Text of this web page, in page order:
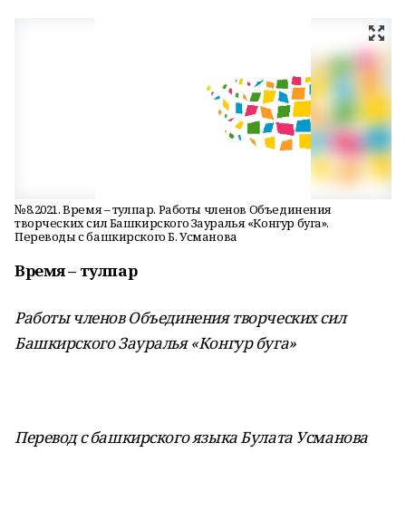
№8.2021. Время – тулпар. Работы членов Объединения
творческих сил Башкирского Зауралья «Конгур буга».
Переводы с башкирского Б. Усманова
Время – тулпар
Работы членов Объединения творческих сил
Башкирского Зауралья «Конгур буга»
Перевод с башкирского языка Булата Усманова